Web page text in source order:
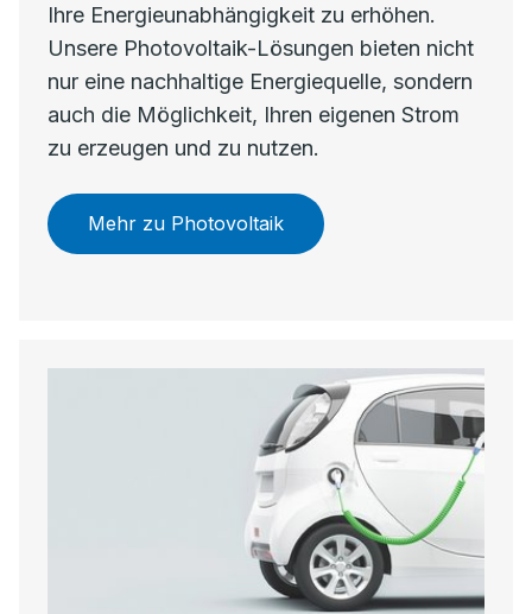
Ihre Energieunabhängigkeit zu erhöhen.
Unsere Photovoltaik-Lösungen bieten nicht
nur eine nachhaltige Energiequelle, sondern
auch die Möglichkeit, Ihren eigenen Strom
zu erzeugen und zu nutzen.
Mehr zu Photovoltaik